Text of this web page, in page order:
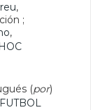
,
;
,
(por)
FUTBOL